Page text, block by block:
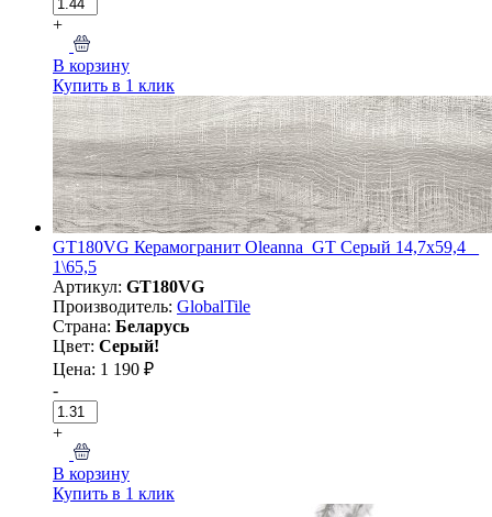
+
В корзину
Купить в 1 клик
GT180VG Керамогранит Oleanna_GT Серый 14,7x59,4 _
1\65,5
Артикул: GT180VG
Производитель: GlobalTile
Страна: Беларусь
Цвет: Серый!
Цена: 1 190 ₽
-
+
В корзину
Купить в 1 клик